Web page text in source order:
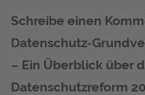
Schreibe einen
Datenschutz-
– Ein Überblick über
Datenschutzreform